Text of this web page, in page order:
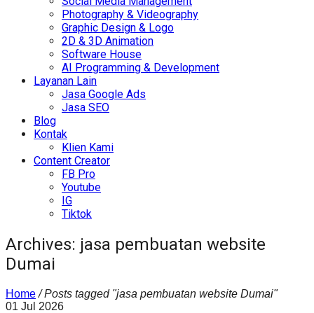
Photography & Videography
Graphic Design & Logo
2D & 3D Animation
Software House
AI Programming & Development
Layanan Lain
Jasa Google Ads
Jasa SEO
Blog
Kontak
Klien Kami
Content Creator
FB Pro
Youtube
IG
Tiktok
Archives: jasa pembuatan website
Dumai
Home / Posts tagged "jasa pembuatan website Dumai"
01 Jul 2026